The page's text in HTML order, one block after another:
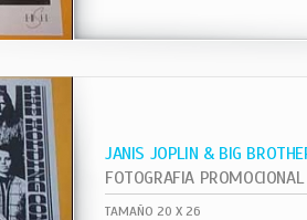
JANIS JOPLIN & BIG
FOTOGRAFIA PROMOCIONAL
TAMAÑO 20 X 26